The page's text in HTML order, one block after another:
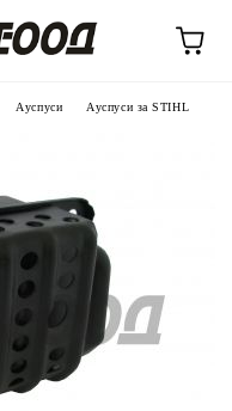
Ауспуси Ауспуси за STIHL